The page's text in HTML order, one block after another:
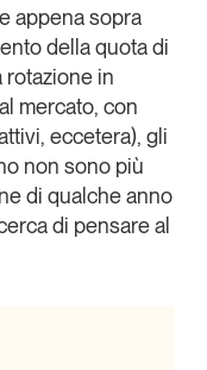
appena sopra
della quota di
rotazione in
mercato, con
eccetera), gli
non sono più
di qualche anno
di pensare al